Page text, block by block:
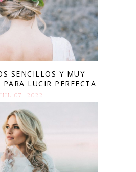
SENCILLOS Y MUY
PARA LUCIR PERFECTA
JUL 07. 2022